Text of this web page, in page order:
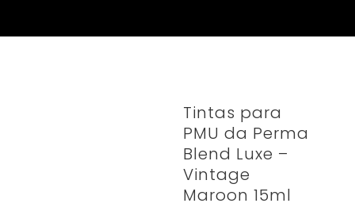
Tintas para
PMU da Perma
Blend Luxe –
Vintage
Maroon 15ml